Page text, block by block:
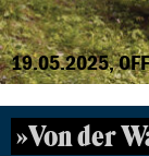
19.05.2025,
»Von der